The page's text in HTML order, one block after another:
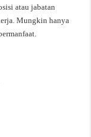
atau jabatan
Mungkin hanya